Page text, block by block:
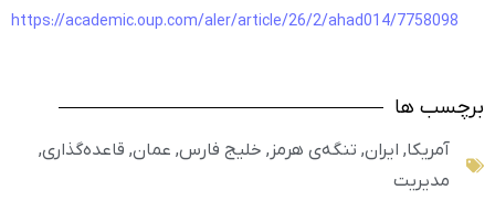
https://academic.oup.com/aler/article/26/2/ahad014/7758098
برچسب ها
آمریکا, ایران, تنگه‌ی هرمز , خلیج فارس, عمان, قاعده‌گذاری,
مدیریت